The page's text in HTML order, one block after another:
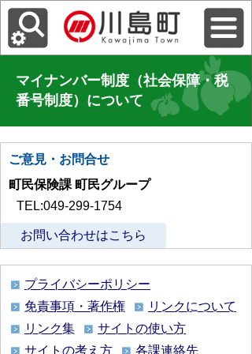
マイナンバー制度（社会保障・税
番号制度）について
ご意見・お問合せ
町民保険課 町民グループ
TEL:049-299-1754
お問い合わせはこちら
プライバシーポリシー
免責事項・著作権
リンクについて
リンク集
サイトの使い方
サイトの考え方
各課連絡先